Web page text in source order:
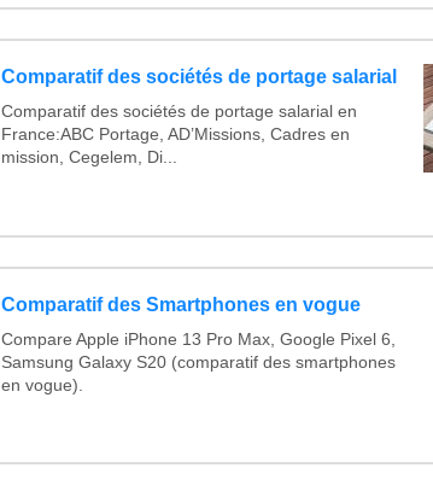
Comparatif des sociétés de portage salarial
Comparatif des sociétés de portage salarial en
France:ABC Portage, AD’Missions, Cadres en
mission, Cegelem, Di...
Comparatif des Smartphones en vogue
Compare Apple iPhone 13 Pro Max, Google Pixel 6,
Samsung Galaxy S20 (comparatif des smartphones
en vogue).